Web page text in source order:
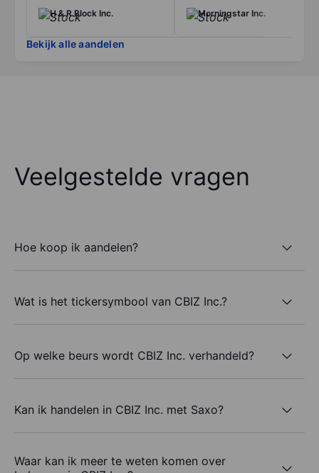
H & R Block Inc. Morningstar Inc.
Bekijk alle aandelen
Veelgestelde vragen
Hoe koop ik aandelen?
Wat is het tickersymbool van CBIZ Inc.?
Op welke beurs wordt CBIZ Inc. verhandeld?
Kan ik handelen in CBIZ Inc. met Saxo?
Waar kan ik meer te weten komen over